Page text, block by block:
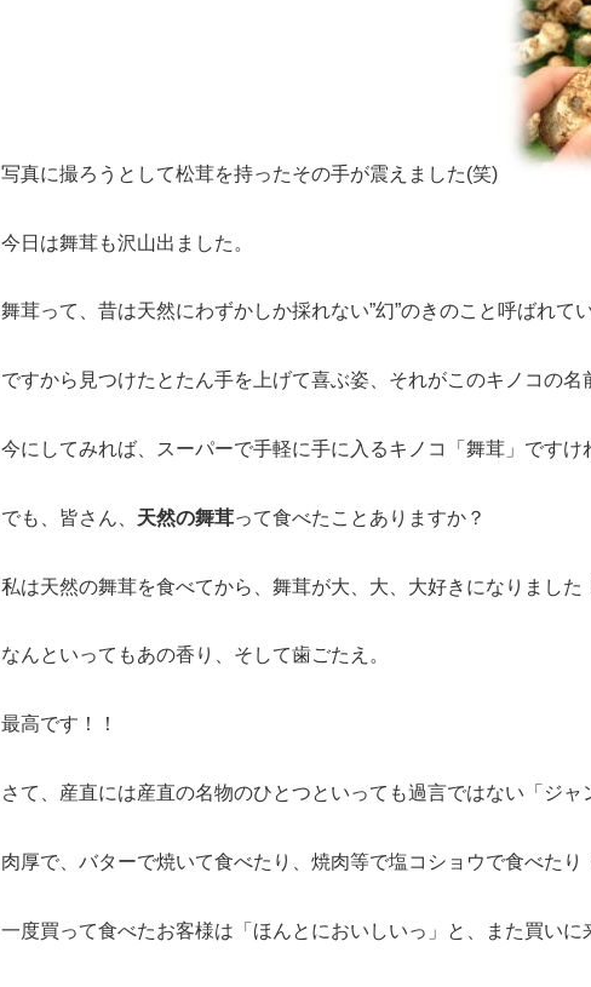
写真に撮ろうとして松茸を持ったその手が震えました(笑)
今日は舞茸も沢山出ました。
舞茸って、昔は天然にわずかしか採れない”幻”のきのこと呼ばれて
ですから見つけたとたん手を上げて喜ぶ姿、それがこのキノコの名
今にしてみれば、スーパーで手軽に手に入るキノコ「舞茸」ですけ
でも、皆さん、 天然の舞茸って食べたことありますか？
私は天然の舞茸を食べてから、舞茸が大、大、大好きになりました
なんといってもあの香り、そして歯ごたえ。
最高です！！
さて、産直には産直の名物のひとつといっても過言ではない「ジャ
肉厚で、バターで焼いて食べたり、焼肉等で塩コショウで食べたり
一度買って食べたお客様は「ほんとにおいしいっ」と、また買いに